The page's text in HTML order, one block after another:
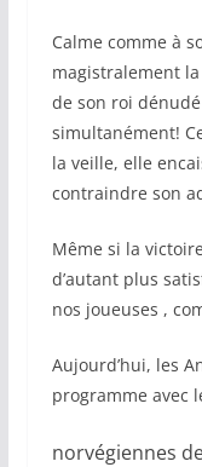
Calme comme à
magistralement
de son roi
simultanément!
la veille, elle
contraindre son
Même si la
d’autant plus
nos joueuses ,
Aujourd’hui, les
programme avec
norvégiennes